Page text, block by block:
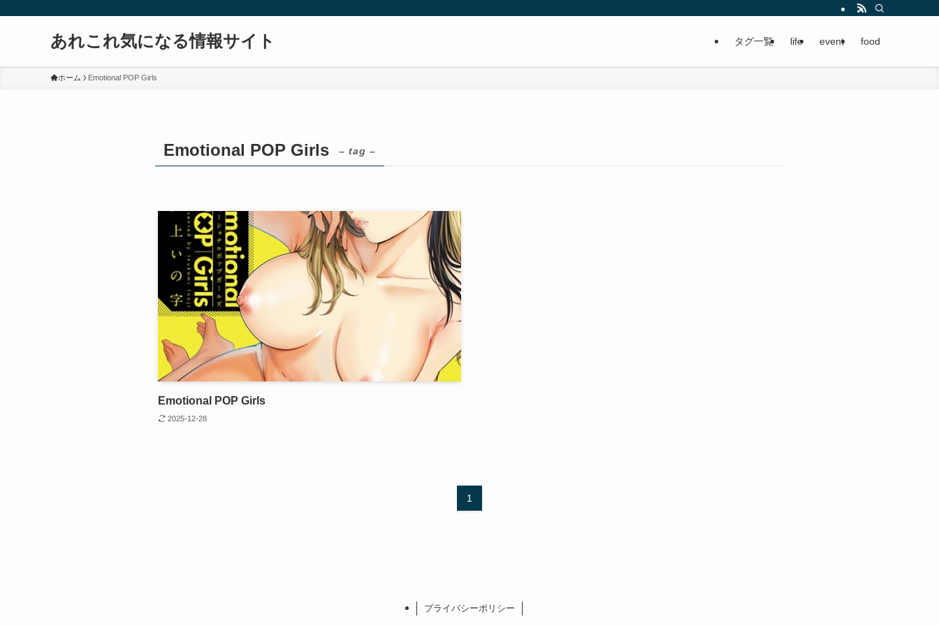
あれこれ気になる情報サイト タグ一覧 life event food
ホーム Emotional POP Girls
Emotional POP Girls – tag –
Emotional POP Girls
2025-12-28
1
プライバシーポリシー